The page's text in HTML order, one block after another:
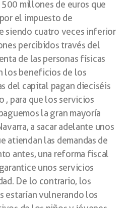
millones de euros que
el impuesto de
siendo cuatro veces inferior
percibidos través del
de las personas físicas
los beneficios de los
del capital pagan dieciséis
, para que los servicios
la gran mayoría
a sacar adelante unos
atiendan las demandas de
antes, una reforma fiscal
unos servicios
De lo contrario, los
estarían vulnerando los